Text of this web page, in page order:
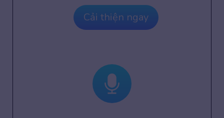
Cải thiện ngay